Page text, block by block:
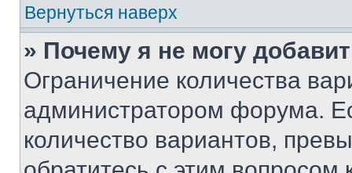
Вернуться наверх
» Почему я не могу
Ограничение количества
администратором форума.
количество вариантов,